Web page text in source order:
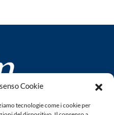
Cookie
tecnologie come i cookie per